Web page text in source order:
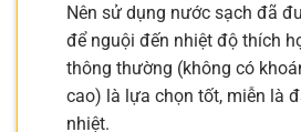
Nên sử dụng nước sạch đã
để nguội đến nhiệt độ thích
thông thường (không có
cao) là lựa chọn tốt, miễn là
nhiệt.